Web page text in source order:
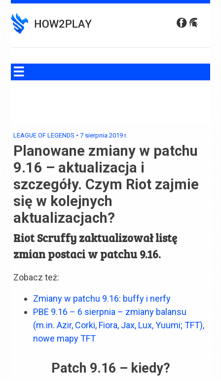
to
content
LEAGUE OF LEGENDS •7 sierpnia 2019 r.
Planowane zmiany w patchu
9.16 – aktualizacja i
szczegóły. Czym Riot zajmie
się w kolejnych
aktualizacjach?
Riot Scruffy zaktualizował listę
zmian postaci w patchu 9.16.
Zobacz też:
Zmiany w patchu 9.16: buffy i nerfy
PBE 9.16 – 6 sierpnia – zmiany balansu
(m.in. Azir, Corki, Fiora, Jax, Lux, Yuumi; TFT),
nowe mapy TFT
Patch 9.16 – kiedy?